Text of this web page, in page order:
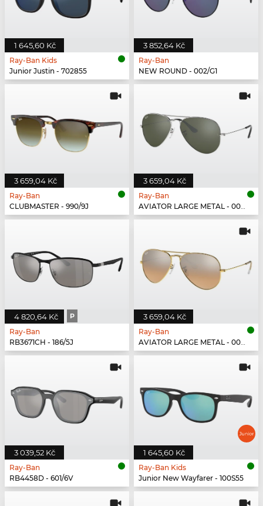
1 645,60 Kč
Ray-Ban Kids
Junior Justin - 702855
3 852,64 Kč
Ray-Ban
NEW ROUND - 002/G1
3 659,04 Kč
Ray-Ban
CLUBMASTER - 990/9J
3 659,04 Kč
Ray-Ban
AVIATOR LARGE METAL - 003/40
4 820,64 Kč P
Ray-Ban
RB3671CH - 186/5J
3 659,04 Kč
Ray-Ban
AVIATOR LARGE METAL - 001/3E
3 039,52 Kč
Ray-Ban
RB4458D - 601/6V
1 645,60 Kč
Ray-Ban Kids
Junior New Wayfarer - 100S55